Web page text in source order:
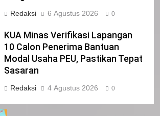
Redaksi 6 Agustus 2026 0
KUA Minas Verifikasi Lapangan
10 Calon Penerima Bantuan
Modal Usaha PEU, Pastikan Tepat
Sasaran
Redaksi 4 Agustus 2026 0
CALON ANGGOTA DPRD PROVINSI
DKI JAKARTA
IKLAN
Pimpinan Beserta Anggota DPRD
Kabupaten Siak Mengucapkan
IKLAN